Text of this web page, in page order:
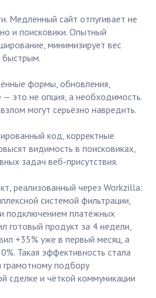
Медленный сайт отпугивает не
и поисковики. Опытный
минимизирует вес
быстрым.
формы, обновления,
— это не опция, а необходимость.
могут серьёзно навредить.
код, корректные
видимость в поисковиках,
задач веб-присутствия.
реализованный через Workzilla:
системой фильтрации,
подключением платёжных
готовый продукт за 4 недели,
+35% уже в первый месяц, а
Такая эффективность стала
грамотному подбору
сделке и чёткой коммуникации